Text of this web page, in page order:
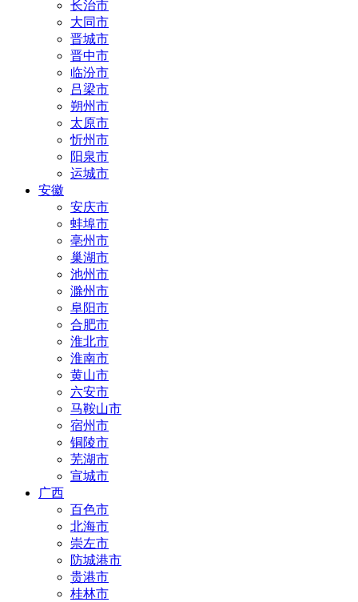
长治市
大同市
晋城市
晋中市
临汾市
吕梁市
朔州市
太原市
忻州市
阳泉市
运城市
安徽
安庆市
蚌埠市
亳州市
巢湖市
池州市
滁州市
阜阳市
合肥市
淮北市
淮南市
黄山市
六安市
马鞍山市
宿州市
铜陵市
芜湖市
宣城市
广西
百色市
北海市
崇左市
防城港市
贵港市
桂林市